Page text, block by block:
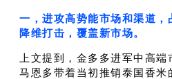
一，进攻高势能市场和渠道，
降维打击，覆盖新市场。
上文提到，金多多进军中高端
马恩多带着当初推销泰国香米